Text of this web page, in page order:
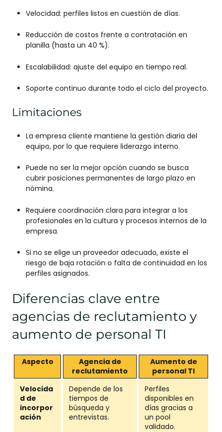
Velocidad: perfiles listos en cuestión de días.
Reducción de costos frente a contratación en
planilla (hasta un 40 %).
Escalabilidad: ajuste del equipo en tiempo real.
Soporte continuo durante todo el ciclo del proyecto.
Limitaciones
La empresa cliente mantiene la gestión diaria del
equipo, por lo que requiere liderazgo interno.
Puede no ser la mejor opción cuando se busca
cubrir posiciones permanentes de largo plazo en
nómina.
Requiere coordinación clara para integrar a los
profesionales en la cultura y procesos internos de la
empresa.
Si no se elige un proveedor adecuado, existe el
riesgo de baja rotación o falta de continuidad en los
perfiles asignados.
Diferencias clave entre
agencias de reclutamiento y
aumento de personal TI
Aspecto
Agencia de
reclutamiento
Aumento de
personal TI
Velocida
d de
incorpor
ación
Depende de los
tiempos de
búsqueda y
entrevistas.
Perfiles
disponibles en
días gracias a
un pool
validado.